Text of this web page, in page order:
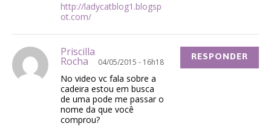
http://ladycatblog1.blogsp
ot.com/
Priscilla
Rocha 04/05/2015 - 16h18
No video vc fala sobre a
cadeira estou em busca
de uma pode me passar o
nome da que você
comprou?
RESPONDER